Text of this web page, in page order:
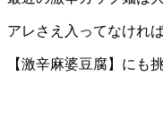
アレさえ入ってなけれ
【激辛麻婆豆腐】にも